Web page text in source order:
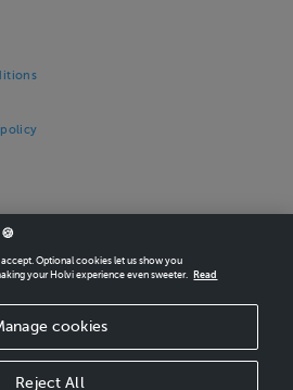
policy
ONLINE STORE IN MINUTES.
by the Financial Supervisory Authority of
Institution with license to operate in the
Ltd.
Optional cookies let us show you
your Holvi experience even sweeter.
Read
cookies
Reject All